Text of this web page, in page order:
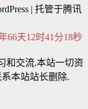
| 托管于腾讯
66天12时41分18秒
和交流.本站一切资
本站站长删除.